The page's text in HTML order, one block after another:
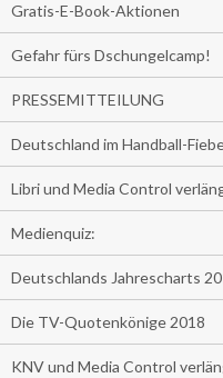
Gratis-E-Book-Aktionen
Gefahr fürs Dschungelcamp!
PRESSEMITTEILUNG
Deutschland im Handball-
Libri und Media Control
Medienquiz:
Deutschlands Jahrescharts
Die TV-Quotenkönige 2018
KNV und Media Control